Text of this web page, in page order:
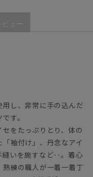
ビュー
し、非常に手の込んだ
す。
をたっぷりとり、体の
袖付け」、丹念なアイ
縫いを施すなど‥。着心
練の職人が一着一着丁